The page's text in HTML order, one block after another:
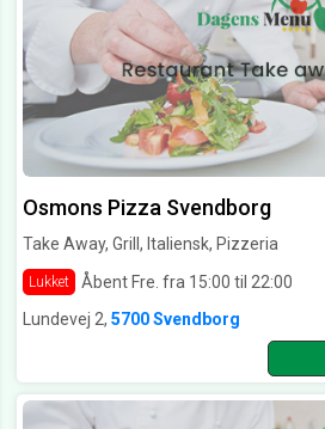
Osmons Pizza Svendborg
Take Away, Grill, Italiensk, Pizzeria
Lukket
Åbent Fre. fra 15:00 til 22:00
Lundevej 2, 5700 Svendborg